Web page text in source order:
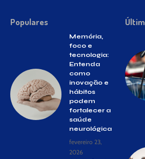
Populares
Memória,
foco e
tecnologia:
Entenda
como
inovação e
hábitos
podem
fortalecer a
saúde
neurológica
fevereiro 23,
2026